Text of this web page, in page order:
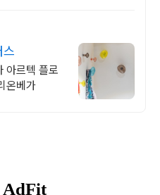
스
아르텍 플로
온베가